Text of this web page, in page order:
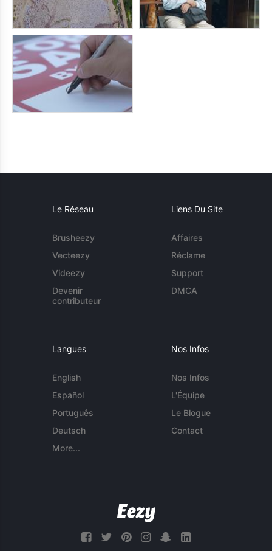
Le Réseau
Brusheezy
Vecteezy
Videezy
Devenir
contributeur
Liens Du Site
Affaires
Réclame
Support
DMCA
Langues
English
Español
Português
Deutsch
More...
Nos Infos
Nos Infos
L'Équipe
Le Blogue
Contact